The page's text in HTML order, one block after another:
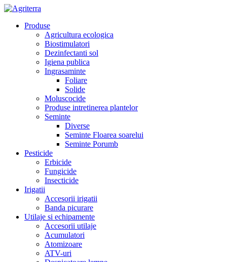
Produse
Agricultura ecologica
Biostimulatori
Dezinfectanti sol
Igiena publica
Ingrasaminte
Foliare
Solide
Moluscocide
Produse intretinerea plantelor
Seminte
Diverse
Seminte Floarea soarelui
Seminte Porumb
Pesticide
Erbicide
Fungicide
Insecticide
Irigatii
Accesorii irigatii
Banda picurare
Utilaje si echipamente
Accesorii utilaje
Acumulatori
Atomizoare
ATV-uri